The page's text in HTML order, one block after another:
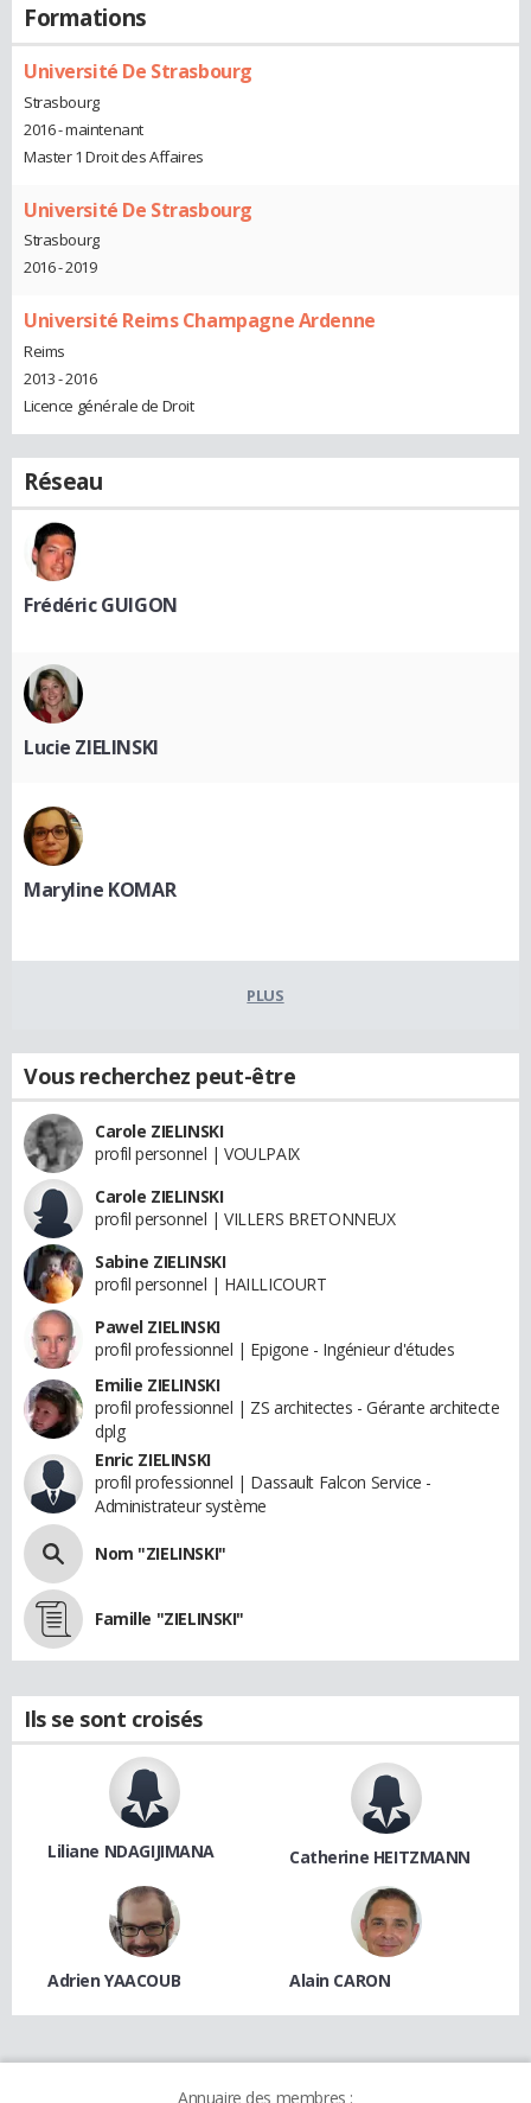
Formations
Université De Strasbourg
Strasbourg
2016 - maintenant
Master 1 Droit des Affaires
Université De Strasbourg
Strasbourg
2016 - 2019
Université Reims Champagne Ardenne
Reims
2013 - 2016
Licence générale de Droit
Réseau
Frédéric GUIGON
Lucie ZIELINSKI
Maryline KOMAR
PLUS
Vous recherchez peut-être
Carole ZIELINSKI
profil personnel | VOULPAIX
Carole ZIELINSKI
profil personnel | VILLERS BRETONNEUX
Sabine ZIELINSKI
profil personnel | HAILLICOURT
Pawel ZIELINSKI
profil professionnel | Epigone - Ingénieur d'études
Emilie ZIELINSKI
profil professionnel | ZS architectes - Gérante architecte
dplg
Enric ZIELINSKI
profil professionnel | Dassault Falcon Service -
Administrateur système
Nom "ZIELINSKI"
Famille "ZIELINSKI"
Ils se sont croisés
Liliane NDAGIJIMANA Catherine HEITZMANN
Adrien YAACOUB Alain CARON
Annuaire des membres :